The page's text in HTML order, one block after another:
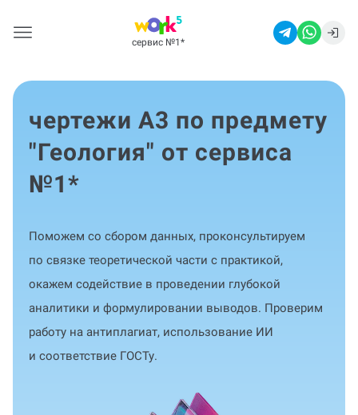
сервис №1 *
чертежи А3 по предмету
"Геология" от сервиса
№1*
Поможем со сбором данных, проконсультируем
по связке теоретической части с практикой,
окажем содействие в проведении глубокой
аналитики и формулировании выводов. Проверим
работу на антиплагиат, использование ИИ
и соответствие ГОСТу.